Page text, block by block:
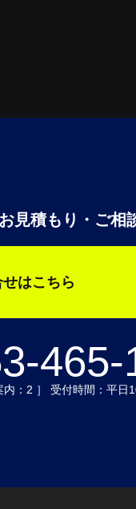
お見積もり・ご相
はこちら
465-
内：2 ］ 受付時間：平日